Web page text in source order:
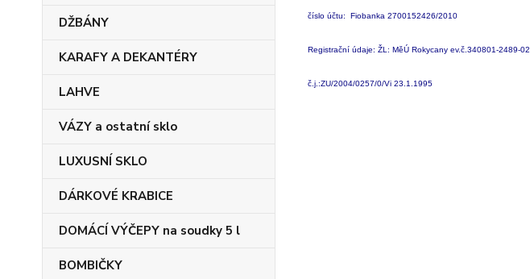
DŽBÁNY
KARAFY A DEKANTÉRY
LAHVE
VÁZY a ostatní sklo
LUXUSNÍ SKLO
DÁRKOVÉ KRABICE
DOMÁCÍ VÝČEPY na soudky 5 l
BOMBIČKY
číslo účtu: Fiobanka 2700152426/2010
Registrační údaje: ŽL: MěÚ Rokycany ev.č.340801-2489-02
č.j.:ZU/2004/0257/0/Vi 23.1.1995